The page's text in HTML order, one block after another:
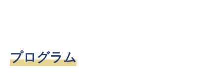
プログラム